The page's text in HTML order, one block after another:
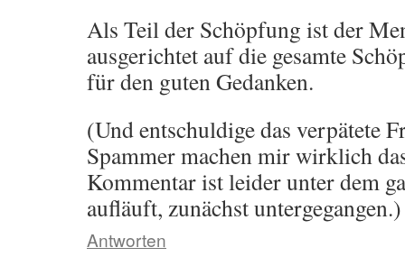
Als Teil der Schöpfung ist der
ausgerichtet auf die gesamte
für den guten Gedanken.
(Und entschuldige das verpätete
Spammer machen mir wirklich
Kommentar ist leider unter dem
aufläuft, zunächst untergegangen.)
Antworten